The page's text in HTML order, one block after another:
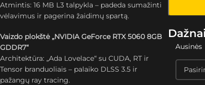
Atmintis: 16 MB L3 talpykla – padeda sumažinti
vėlavimus ir pagerina žaidimų spartą.
Vaizdo plokštė „NVIDIA GeForce RTX 5060 8GB
GDDR7“
Architektūra: „Ada Lovelace“ su CUDA, RT ir
Tensor branduoliais – palaiko DLSS 3.5 ir
pažangų ray tracing.
Ausinės